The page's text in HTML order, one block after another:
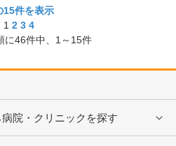
15件を表示
1 2 3 4
に46件中、 1～15件
院・クリニックを探す